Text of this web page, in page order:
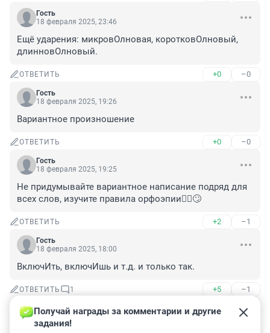
Гость
18 февраля 2025, 23:46
Ещё ударения: микровОлновая, коротковОлновый,
длинновОлновый.
ОТВЕТИТЬ +0 –0
Гость
18 февраля 2025, 19:26
Вариантное произношение
ОТВЕТИТЬ +0 –0
Гость
18 февраля 2025, 19:25
Не придумывайте вариантное написание подряд для
всех слов, изучите правила орфоэпии🤷‍♂️🙄
ОТВЕТИТЬ +2 –1
Гость
18 февраля 2025, 18:00
ВключИть, включИшь и т.д. и только так.
ОТВЕТИТЬ 1 +5 –1
Гость
19 февраля 2025, 05:00
Получай награды за комментарии и другие
задания!